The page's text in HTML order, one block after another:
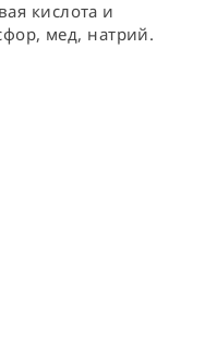
кислота и
мед, натрий.